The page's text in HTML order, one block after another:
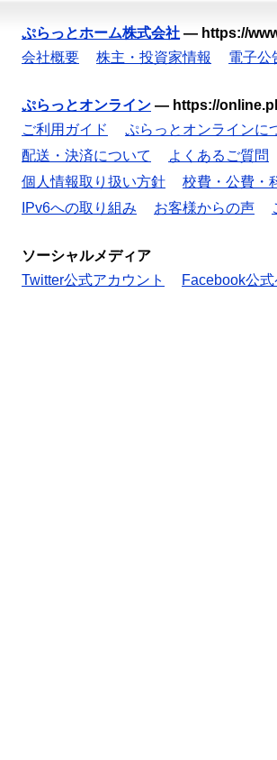
ぷらっとホーム株式会社 — https://
会社概要
株主・投資家情報 電子公
ぷらっとオンライン — https://
ご利用ガイド
ぷらっとオンラインに
配送・決済について
よくあるご質問
個人情報取り扱い方針
校費・公費・
IPv6への取り組み
お客様からの声
ソーシャルメディア
Twitter公式アカウント
Facebook公